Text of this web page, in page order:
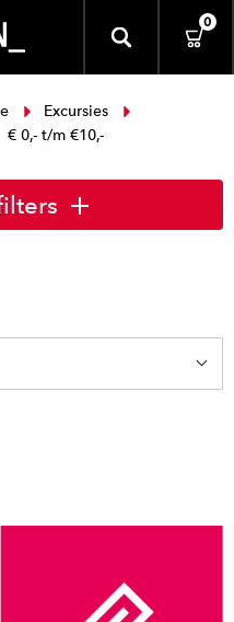
0
Excursies
€ 0,- t/m €10,-